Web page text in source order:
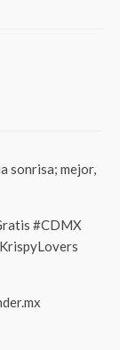
sonrisa; mejor,
#CDMX